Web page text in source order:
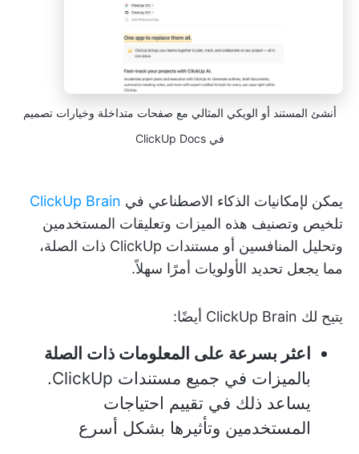
أنشئ المستند أو الويكي المثالي مع صفحات متداخلة وخيارات تصميم
في ClickUp Docs
يمكن لإمكانيات الذكاء الاصطناعي في ClickUp Brain
تلخيص وتصنيف هذه الميزات وتعليقات المستخدمين
وتحليل المنافسين أو مستندات ClickUp ذات الصلة،
مما يجعل تحديد الأولويات أمرًا سهلاً.
يتيح لك ClickUp Brain أيضًا:
اعثر بسرعة على المعلومات ذات الصلة
بالميزات في جميع مستندات ClickUp.
يساعد ذلك في تقييم احتياجات
المستخدمين وتأثيرها بشكل أسرع